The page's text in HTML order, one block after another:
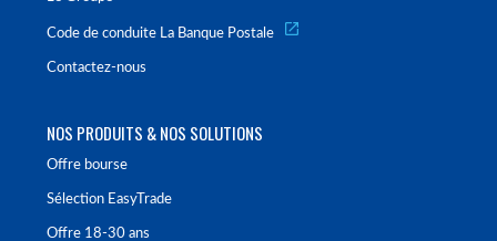
Code de conduite La Banque Postale
Contactez-nous
NOS PRODUITS & NOS SOLUTIONS
Offre bourse
Sélection EasyTrade
Offre 18-30 ans